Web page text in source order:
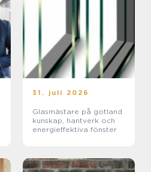
31. juli 2026
Glasmästare på gotland
kunskap, hantverk och
energieffektiva fönster